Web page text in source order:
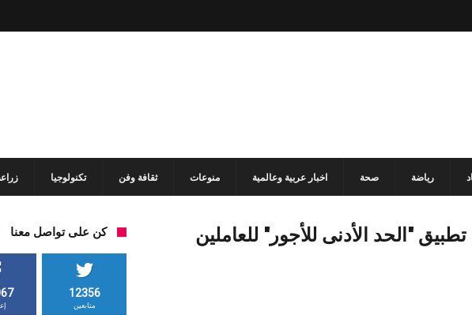
رياضة صحة اخبار عربية وعالمية منوعات ثقافة وفن تكنولوجيا
"الحد الأدنى للأجور" للعاملين
كن على تواصل معنا
12356
متابعين